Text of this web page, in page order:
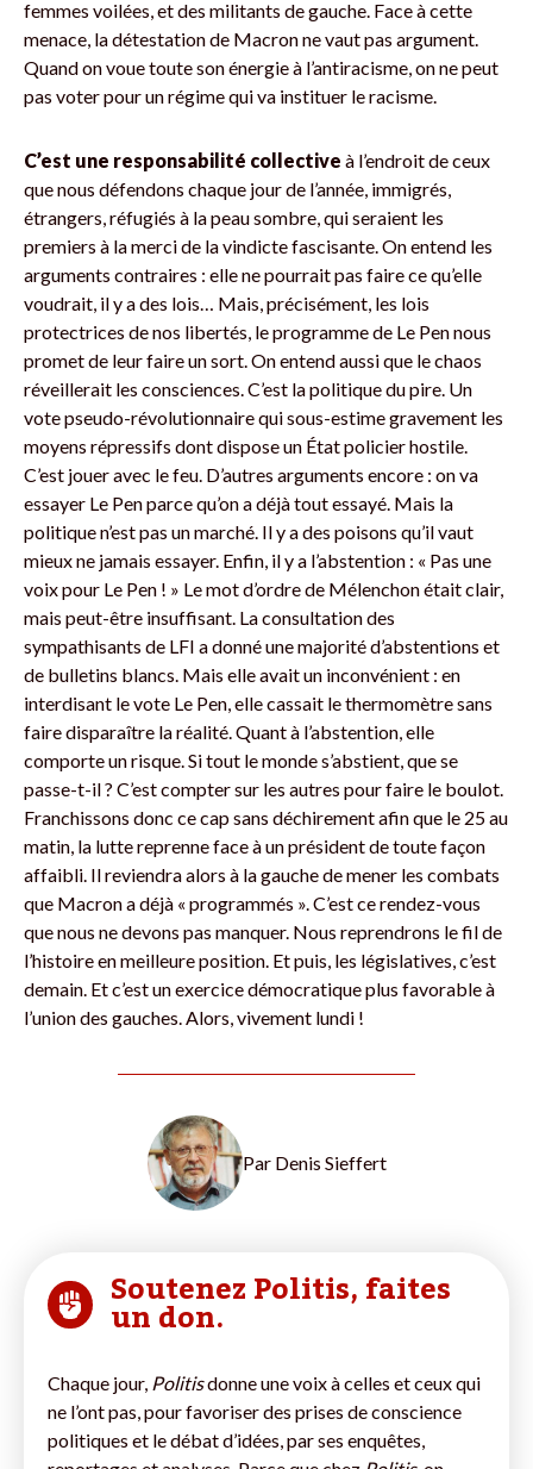
femmes voilées, et des militants de gauche. Face à cette
menace, la détestation de Macron ne vaut pas argument.
Quand on voue toute son énergie à l’antiracisme, on ne peut
pas voter pour un régime qui va instituer le racisme.
C’est une responsabilité collective à l’endroit de ceux
que nous défendons chaque jour de l’année, immigrés,
étrangers, réfugiés à la peau sombre, qui seraient les
premiers à la merci de la vindicte fascisante. On entend les
arguments contraires : elle ne pourrait pas faire ce qu’elle
voudrait, il y a des lois… Mais, précisément, les lois
protectrices de nos libertés, le programme de Le Pen nous
promet de leur faire un sort. On entend aussi que le chaos
réveillerait les consciences. C’est la politique du pire. Un
vote pseudo-révolutionnaire qui sous-estime gravement les
moyens répressifs dont dispose un État policier hostile.
C’est jouer avec le feu. D’autres arguments encore : on va
essayer Le Pen parce qu’on a déjà tout essayé. Mais la
politique n’est pas un marché. Il y a des poisons qu’il vaut
mieux ne jamais essayer. Enfin, il y a l’abstention : « Pas une
voix pour Le Pen ! » Le mot d’ordre de Mélenchon était clair,
mais peut-être insuffisant. La consultation des
sympathisants de LFI a donné une majorité d’abstentions et
de bulletins blancs. Mais elle avait un inconvénient : en
interdisant le vote Le Pen, elle cassait le thermomètre sans
faire disparaître la réalité. Quant à l’abstention, elle
comporte un risque. Si tout le monde s’abstient, que se
passe-t-il ? C’est compter sur les autres pour faire le boulot.
Franchissons donc ce cap sans déchirement afin que le 25 au
matin, la lutte reprenne face à un président de toute façon
affaibli. Il reviendra alors à la gauche de mener les combats
que Macron a déjà « programmés ». C’est ce rendez-vous
que nous ne devons pas manquer. Nous reprendrons le fil de
l’histoire en meilleure position. Et puis, les législatives, c’est
demain. Et c’est un exercice démocratique plus favorable à
l’union des gauches. Alors, vivement lundi !
Par Denis Sieffert
Soutenez Politis, faites
un don.
Chaque jour, Politisdonne une voix à celles et ceux qui
ne l’ont pas, pour favoriser des prises de conscience
politiques et le débat d’idées, par ses enquêtes,